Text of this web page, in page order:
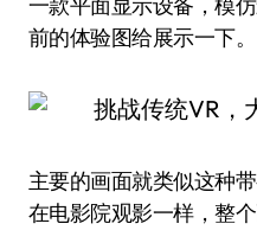
前的体验图给展示一下。
主要的画面就类似这种
在电影院观影一样，整